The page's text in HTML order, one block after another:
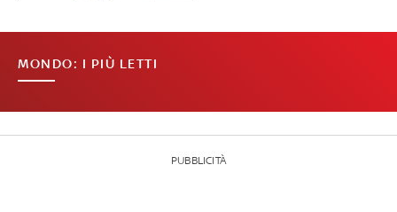
MONDO: I PIÙ LETTI
PUBBLICITÀ